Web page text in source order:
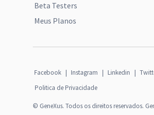
Beta Testers
Meus Planos
Facebook | Instagram | Linkedin |
Politica de Privacidade
© GeneXus. Todos os direitos reservados.